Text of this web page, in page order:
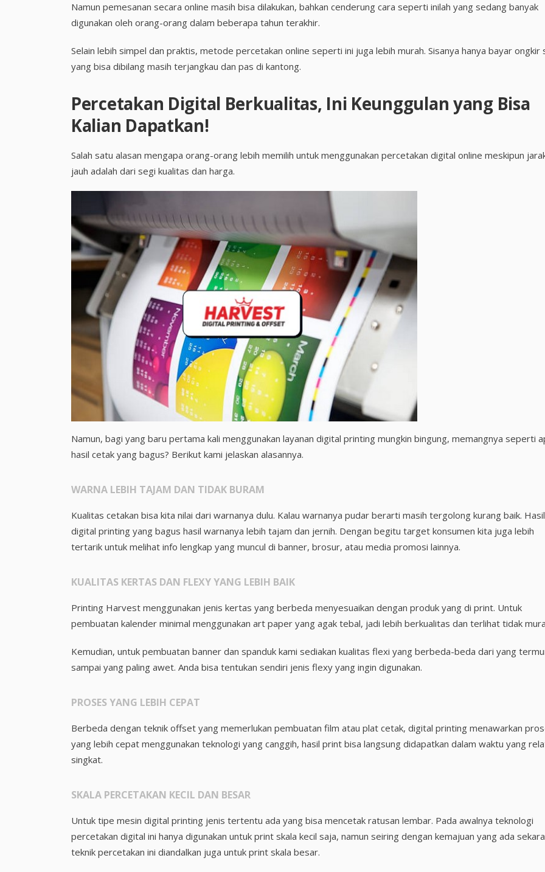
Namun pemesanan secara online masih bisa dilakukan, bahkan cenderung cara seperti inilah yang sedang banyak
digunakan oleh orang-orang dalam beberapa tahun terakhir.
Selain lebih simpel dan praktis, metode percetakan online seperti ini juga lebih murah. Sisanya hanya bayar ongkir
yang bisa dibilang masih terjangkau dan pas di kantong.
Percetakan Digital Berkualitas, Ini Keunggulan yang Bisa
Kalian Dapatkan!
Salah satu alasan mengapa orang-orang lebih memilih untuk menggunakan percetakan digital online meskipun
jauh adalah dari segi kualitas dan harga.
Namun, bagi yang baru pertama kali menggunakan layanan digital printing mungkin bingung, memangnya seperti
hasil cetak yang bagus? Berikut kami jelaskan alasannya.
WARNA LEBIH TAJAM DAN TIDAK BURAM
Kualitas cetakan bisa kita nilai dari warnanya dulu. Kalau warnanya pudar berarti masih tergolong kurang baik. Hasil
digital printing yang bagus hasil warnanya lebih tajam dan jernih. Dengan begitu target konsumen kita juga lebih
tertarik untuk melihat info lengkap yang muncul di banner, brosur, atau media promosi lainnya.
KUALITAS KERTAS DAN FLEXY YANG LEBIH BAIK
Printing Harvest menggunakan jenis kertas yang berbeda menyesuaikan dengan produk yang di print. Untuk
pembuatan kalender minimal menggunakan art paper yang agak tebal, jadi lebih berkualitas dan terlihat tidak
Kemudian, untuk pembuatan banner dan spanduk kami sediakan kualitas flexi yang berbeda-beda dari yang
sampai yang paling awet. Anda bisa tentukan sendiri jenis flexy yang ingin digunakan.
PROSES YANG LEBIH CEPAT
Berbeda dengan teknik offset yang memerlukan pembuatan film atau plat cetak, digital printing menawarkan
yang lebih cepat menggunakan teknologi yang canggih, hasil print bisa langsung didapatkan dalam waktu yang
singkat.
SKALA PERCETAKAN KECIL DAN BESAR
Untuk tipe mesin digital printing jenis tertentu ada yang bisa mencetak ratusan lembar. Pada awalnya teknologi
percetakan digital ini hanya digunakan untuk print skala kecil saja, namun seiring dengan kemajuan yang ada
teknik percetakan ini diandalkan juga untuk print skala besar.